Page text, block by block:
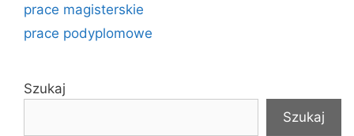
prace magisterskie
prace podyplomowe
Szukaj
Szukaj